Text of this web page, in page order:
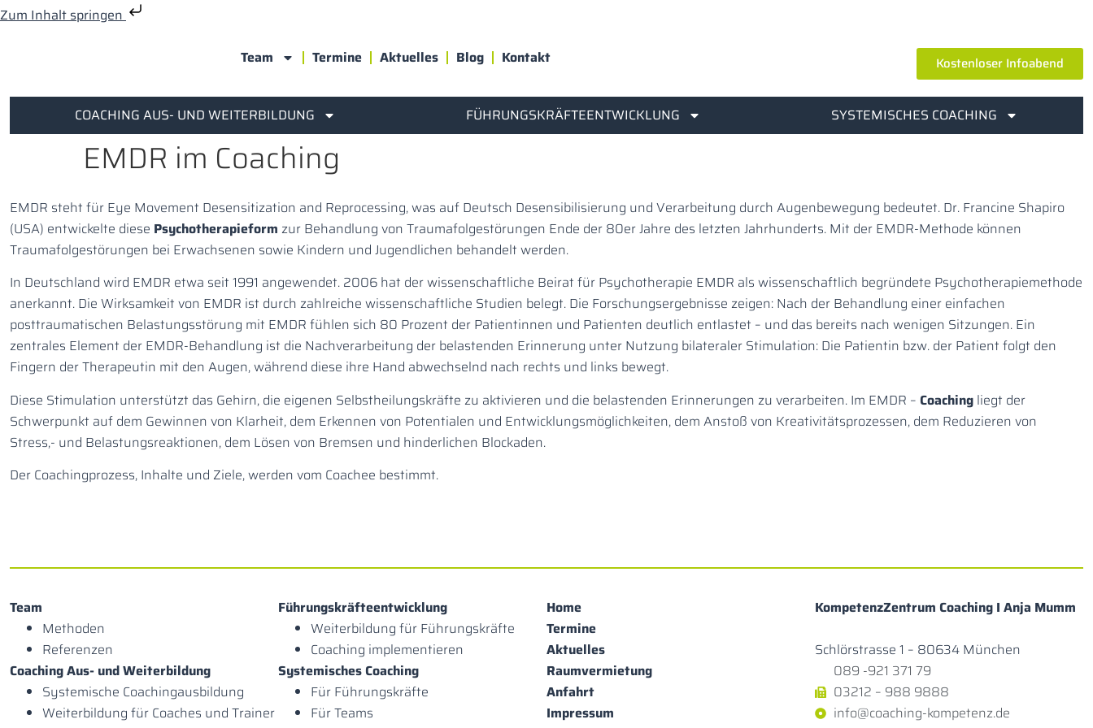
Zum Inhalt springen
Team Termine Aktuelles Blog Kontakt Kostenloser Infoabend
COACHING AUS- UND WEITERBILDUNG FÜHRUNGSKRÄFTEENTWICKLUNG SYSTEMISCHES COACHING
EMDR im Coaching
EMDR steht für Eye Movement Desensitization and Reprocessing, was auf Deutsch Desensibilisierung und Verarbeitung durch Augenbewegung bedeutet. Dr. Francine Shapiro
(USA) entwickelte diese Psychotherapieform zur Behandlung von Traumafolgestörungen Ende der 80er Jahre des letzten Jahrhunderts. Mit der EMDR-Methode können
Traumafolgestörungen bei Erwachsenen sowie Kindern und Jugendlichen behandelt werden.
In Deutschland wird EMDR etwa seit 1991 angewendet. 2006 hat der wissenschaftliche Beirat für Psychotherapie EMDR als wissenschaftlich begründete Psychotherapiemethode
anerkannt. Die Wirksamkeit von EMDR ist durch zahlreiche wissenschaftliche Studien belegt. Die Forschungsergebnisse zeigen: Nach der Behandlung einer einfachen
posttraumatischen Belastungsstörung mit EMDR fühlen sich 80 Prozent der Patientinnen und Patienten deutlich entlastet – und das bereits nach wenigen Sitzungen. Ein
zentrales Element der EMDR-Behandlung ist die Nachverarbeitung der belastenden Erinnerung unter Nutzung bilateraler Stimulation: Die Patientin bzw. der Patient folgt den
Fingern der Therapeutin mit den Augen, während diese ihre Hand abwechselnd nach rechts und links bewegt.
Diese Stimulation unterstützt das Gehirn, die eigenen Selbstheilungskräfte zu aktivieren und die belastenden Erinnerungen zu verarbeiten. Im EMDR – Coaching liegt der
Schwerpunkt auf dem Gewinnen von Klarheit, dem Erkennen von Potentialen und Entwicklungsmöglichkeiten, dem Anstoß von Kreativitätsprozessen, dem Reduzieren von
Stress,- und Belastungsreaktionen, dem Lösen von Bremsen und hinderlichen Blockaden.
Der Coachingprozess, Inhalte und Ziele, werden vom Coachee bestimmt.
Team
Methoden
Referenzen
Coaching Aus- und Weiterbildung
Systemische Coachingaus­bildung
Weiterbildung für Coaches und Trainer
Führungskräfte­entwicklung
Weiterbildung für Führungskräfte
Coaching implementieren
Systemisches Coaching
Für Führungskräfte
Für Teams
Home
Termine
Aktuelles
Raumvermietung
Anfahrt
Impressum
KompetenzZentrum Coaching I Anja Mumm
Schlörstrasse 1 – 80634 München
089 -921 371 79
03212 – 988 9888
info@coaching-kompetenz.de